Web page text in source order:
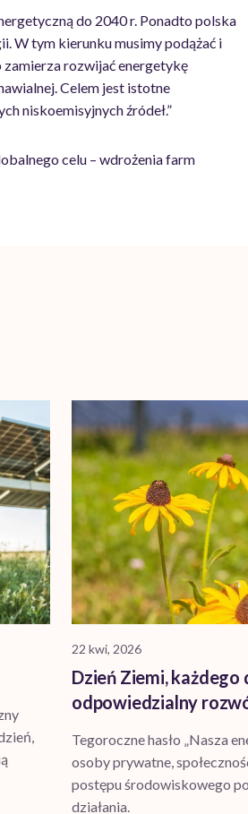
do 2040 r. Ponadto polska
W tym kierunku musimy podążać i
zamierza rozwijać energetykę
Celem jest istotne
niskoemisyjnych źródeł.”
celu – wdrożenia farm
22 kwi, 2026
Dzień Ziemi, każdego
odpowiedzialny
Tegoroczne hasło „Nasza
osoby prywatne,
postępu środowiskowego
działania.